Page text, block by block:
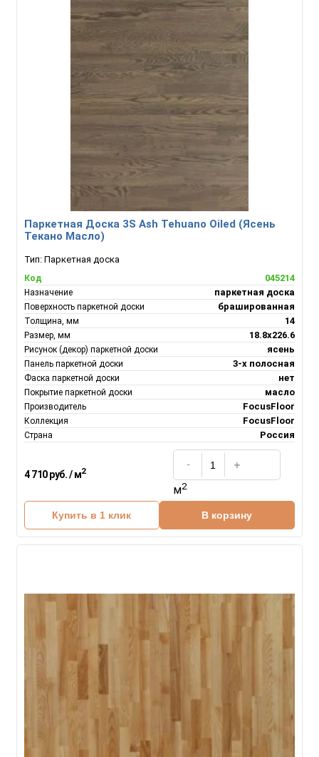
Паркетная Доска 3S Ash Tehuano Oiled (Ясень
Текано Масло)
Тип: Паркетная доска
Код 045214
Назначение паркетная доска
Поверхность паркетной доски брашированная
Толщина, мм 14
Размер, мм 18.8х226.6
Рисунок (декор) паркетной доски ясень
Панель паркетной доски 3-х полосная
Фаска паркетной доски нет
Покрытие паркетной доски масло
Производитель FocusFloor
Коллекция FocusFloor
Страна Россия
4 710 руб. / м2
м2
Купить в 1 клик В корзину